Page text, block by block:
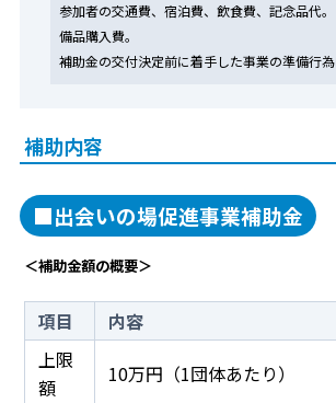
参加者の交通費、宿泊費、飲食費、記念品代。
備品購入費。
補助金の交付決定前に着手した事業の準備行為
補助内容
■出会いの場促進事業補助金
＜補助金額の概要＞
項目
内容
上限
額
10万円（1団体あたり）